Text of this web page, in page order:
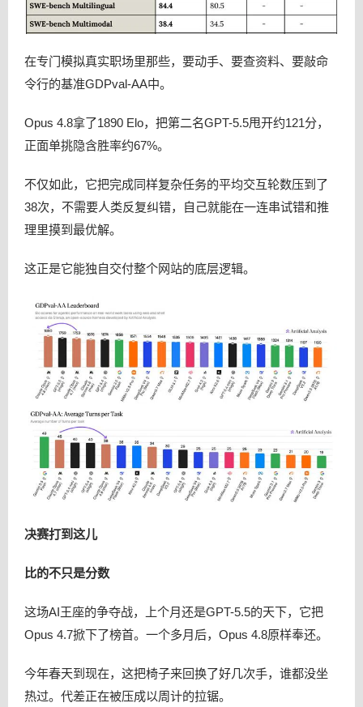
在专门模拟真实职场里那些，要动手、要查资料、要敲命
令行的基准GDPval-AA中。
Opus 4.8拿了1890 Elo，把第二名GPT-5.5甩开约121分，
正面单挑隐含胜率约67%。
不仅如此，它把完成同样复杂任务的平均交互轮数压到了
38次，不需要人类反复纠错，自己就能在一连串试错和推
理里摸到最优解。
这正是它能独自交付整个网站的底层逻辑。
决赛打到这儿
比的不只是分数
这场AI王座的争夺战，上个月还是GPT-5.5的天下，它把
Opus 4.7掀下了榜首。一个多月后，Opus 4.8原样奉还。
今年春天到现在，这把椅子来回换了好几次手，谁都没坐
热过。代差正在被压成以周计的拉锯。